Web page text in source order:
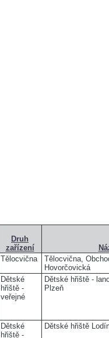
Druh
zařízení
Tělocvična
Tělocvična,
Hovorčovická
Dětské
hřiště -
veřejné
Dětské hřiště -
Plzeň
Dětské
hřiště -
Dětské hřiště